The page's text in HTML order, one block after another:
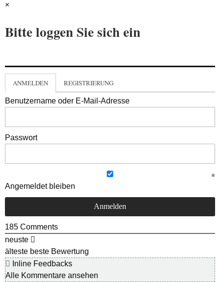
×
Bitte loggen Sie sich ein
ANMELDEN REGISTRIERUNG
Benutzername oder E-Mail-Adresse
Passwort
Angemeldet bleiben
185 Comments
neuste
älteste beste Bewertung
Inline Feedbacks
Alle Kommentare ansehen